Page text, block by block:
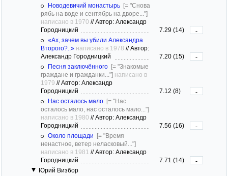
Новодевичий монастырь [= "Снова
рябь на воде и сентябрь на дворе..."]
написано в 1970 //Автор: Александр
Городницкий
7.29 (14)
-
«Ах, зачем вы убили Александра
Второго?..» написано в 1978 //Автор:
Александр Городницкий
7.20 (15)
-
Песня заключённого [= "Знакомые
граждане и гражданки..."] написано в
1979 //Автор: Александр
Городницкий
7.12 (8)
-
Нас осталось мало [= "Нас
осталось мало, нас осталось мало..."]
написано в 1980 //Автор: Александр
Городницкий
7.56 (16)
-
Около площади [= "Время
ненастное, ветер неласковый..."]
написано в 1981 //Автор: Александр
Городницкий
7.71 (14)
-
Юрий Визбор